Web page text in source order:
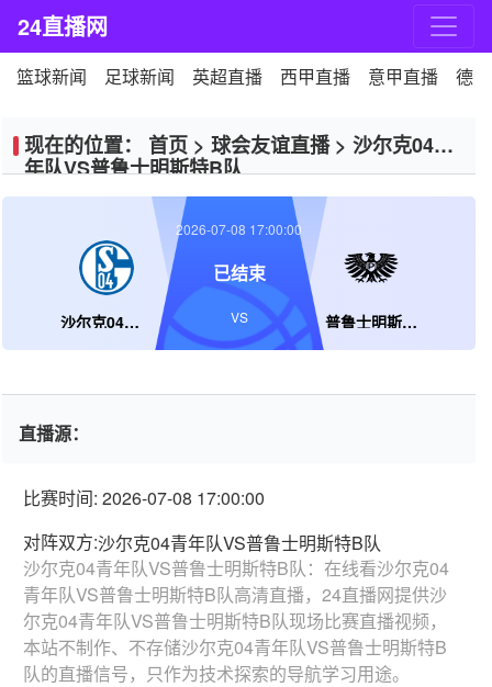
24直播网
篮球新闻 足球新闻 英超直播 西甲直播 意甲直播 德
现在的位置： 首页 > 球会友谊直播> 沙尔克04青
年队VS普鲁士明斯特B队
沙尔克04青年队 普鲁士明斯特B队
2026-07-08 17:00:00
已结束
VS
直播源：
比赛时间: 2026-07-08 17:00:00
对阵双方:沙尔克04青年队VS普鲁士明斯特B队
沙尔克04青年队VS普鲁士明斯特B队：在线看沙尔克04
青年队VS普鲁士明斯特B队高清直播，24直播网提供沙
尔克04青年队VS普鲁士明斯特B队现场比赛直播视频，
本站不制作、不存储沙尔克04青年队VS普鲁士明斯特B
队的直播信号，只作为技术探索的导航学习用途。